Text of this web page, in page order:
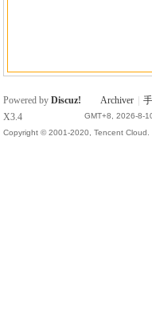
Archiver
GMT+8, 2026-8-
Powered byDiscuz!
X3.4
Copyright © 2001-2020, Tencent Cloud.